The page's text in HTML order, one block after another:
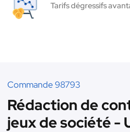
Tarifs dégressifs
Commande 98793
Rédaction de
jeux de société -